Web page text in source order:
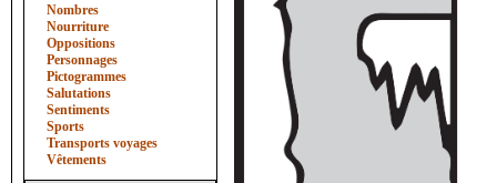
Nombres
Nourriture
Oppositions
Personnages
Pictogrammes
Salutations
Sentiments
Sports
Transports voyages
Vêtements